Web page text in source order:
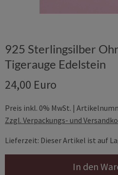
925 Sterlingsilber
Tigerauge Edelstein
24,00 Euro
Preis inkl. 0% MwSt. |
Zzgl. Verpackungs- und
Lieferzeit: Dieser Artikel ist auf
In den